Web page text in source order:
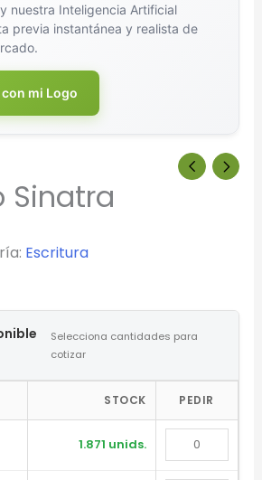
nuestra Inteligencia Artificial
previa instantánea y realista de
mi Logo
Sinatra
Escritura
Selecciona cantidades para
cotizar
STOCK PEDIR
1.871 unids.